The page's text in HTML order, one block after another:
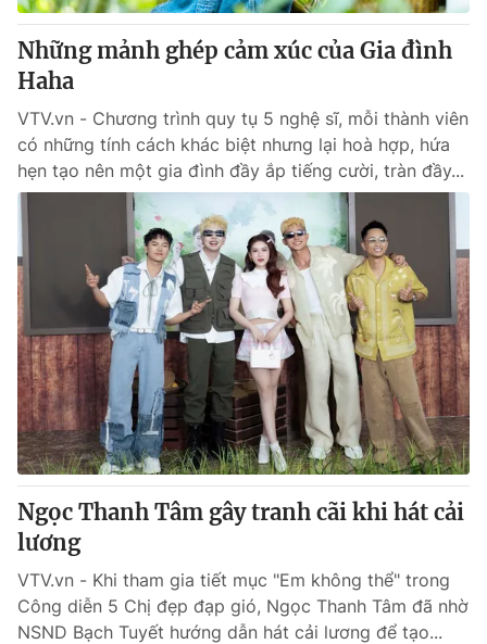
Những mảnh ghép cảm xúc của Gia đình
Haha
VTV.vn - Chương trình quy tụ 5 nghệ sĩ, mỗi thành viên
có những tính cách khác biệt nhưng lại hoà hợp, hứa
hẹn tạo nên một gia đình đầy ắp tiếng cười, tràn đầy...
Ngọc Thanh Tâm gây tranh cãi khi hát cải
lương
VTV.vn - Khi tham gia tiết mục "Em không thể" trong
Công diễn 5 Chị đẹp đạp gió, Ngọc Thanh Tâm đã nhờ
NSND Bạch Tuyết hướng dẫn hát cải lương để tạo...